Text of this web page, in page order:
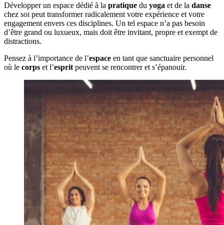
Développer un espace dédié à la pratique du yoga et de la danse
chez soi peut transformer radicalement votre expérience et votre
engagement envers ces disciplines. Un tel espace n’a pas besoin
d’être grand ou luxueux, mais doit être invitant, propre et exempt de
distractions.
Pensez à l’importance de l’espace en tant que sanctuaire personnel
où le corps et l’esprit peuvent se rencontrer et s’épanouir.